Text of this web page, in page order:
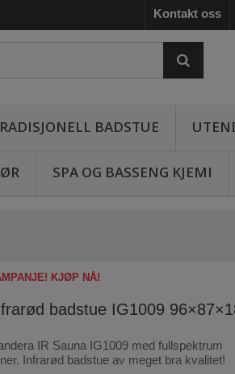
Kontakt oss
BADSTUE
SPA OG BASSENG KJEMI
KJØP NÅ!
badstue IG1009
IR Sauna IG1009 med fullspektrum
Infrarød badstue av meget bra kvalitet!